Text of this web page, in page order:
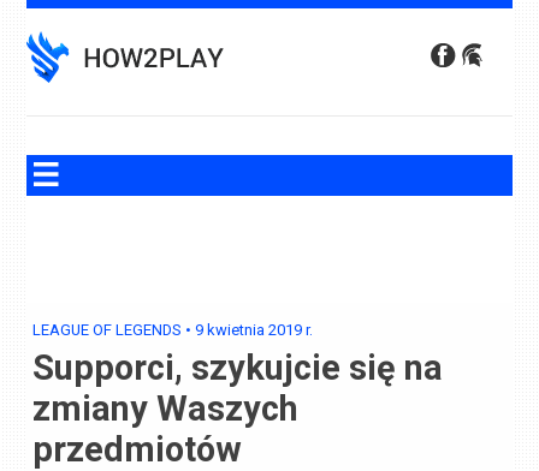
to
content
LEAGUE OF LEGENDS •9 kwietnia 2019 r.
Supporci, szykujcie się na
zmiany Waszych
przedmiotów